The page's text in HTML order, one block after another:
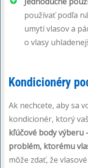
používať podľa
umytí vlasov a
o vlasy
Kondicionéry
Ak nechcete, aby sa
kondicionér, ktorý
kľúčové body výberu
problém, ktorému
môže zdať, že